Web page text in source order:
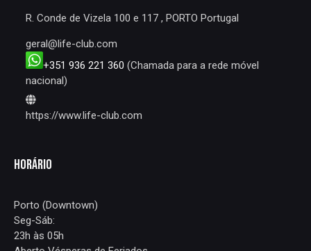
R. Conde de Vizela 100 e 117 , PORTO Portugal
geral@life-club.com
+351 936 221 360(Chamada para a rede móvel
nacional)
https://www.life-club.com
HORÁRIO
Porto (Downtown)
Seg-Sáb:
23h às 05h